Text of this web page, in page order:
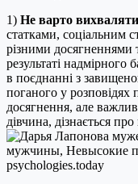
1) Не варто
статками, соціальним
різними
результаті
в поєднанні з
поганого у розповідях
досягнення, але
дівчина, дізнається